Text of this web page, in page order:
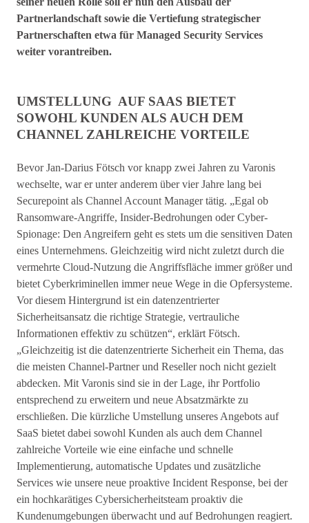
Partnerlandschaft sowie die Vertiefung strategischer
Partnerschaften etwa für Managed Security Services
weiter vorantreiben.
UMSTELLUNG AUF SAAS BIETET
SOWOHL KUNDEN ALS AUCH DEM
CHANNEL ZAHLREICHE VORTEILE
Bevor Jan-Darius Fötsch vor knapp zwei Jahren zu Varonis
wechselte, war er unter anderem über vier Jahre lang bei
Securepoint als Channel Account Manager tätig. „Egal ob
Ransomware-Angriffe, Insider-Bedrohungen oder Cyber-
Spionage: Den Angreifern geht es stets um die sensitiven Daten
eines Unternehmens. Gleichzeitig wird nicht zuletzt durch die
vermehrte Cloud-Nutzung die Angriffsfläche immer größer und
bietet Cyberkriminellen immer neue Wege in die Opfersysteme.
Vor diesem Hintergrund ist ein datenzentrierter
Sicherheitsansatz die richtige Strategie, vertrauliche
Informationen effektiv zu schützen“, erklärt Fötsch.
„Gleichzeitig ist die datenzentrierte Sicherheit ein Thema, das
die meisten Channel-Partner und Reseller noch nicht gezielt
abdecken. Mit Varonis sind sie in der Lage, ihr Portfolio
entsprechend zu erweitern und neue Absatzmärkte zu
erschließen. Die kürzliche Umstellung unseres Angebots auf
SaaS bietet dabei sowohl Kunden als auch dem Channel
zahlreiche Vorteile wie eine einfache und schnelle
Implementierung, automatische Updates und zusätzliche
Services wie unsere neue proaktive Incident Response, bei der
ein hochkarätiges Cybersicherheitsteam proaktiv die
Kundenumgebungen überwacht und auf Bedrohungen reagiert.